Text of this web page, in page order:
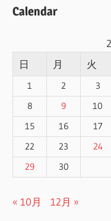
ー
送
り
Calendar
日
月 火
1 2 3
8
9 10
15
16 17
22
23 24
29
30
« 10月 12月 »